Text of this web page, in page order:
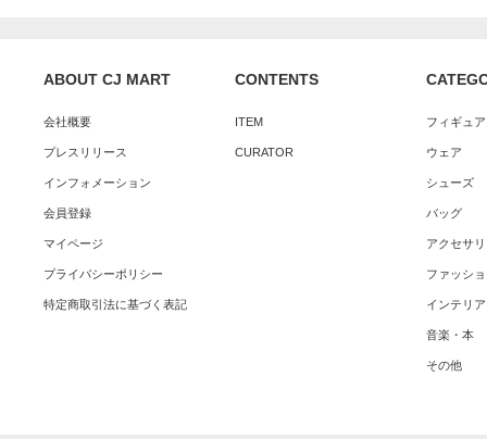
ABOUT CJ MART
会社概要
プレスリリース
インフォメーション
会員登録
マイページ
プライバシーポリシー
特定商取引法に基づく表記
CONTENTS
ITEM
CURATOR
フィギュ
ウェア
シューズ
バッグ
アクセサ
ファッシ
インテリア
音楽・本
その他